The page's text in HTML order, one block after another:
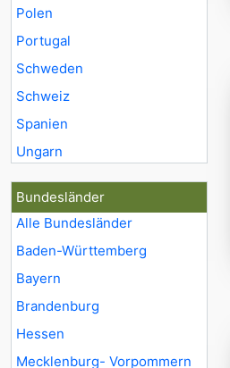
Polen
Portugal
Schweden
Schweiz
Spanien
Ungarn
Bundesländer
Alle Bundesländer
Baden-Württemberg
Bayern
Brandenburg
Hessen
Mecklenburg- Vorpommern